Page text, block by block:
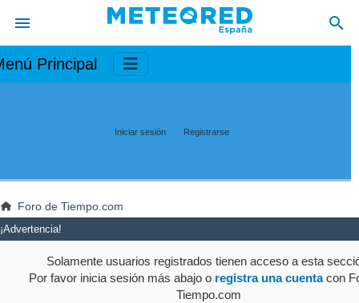
Principal
Iniciar sesión Registrarse
Foro de Tiempo.com
¡Advertencia!
Solamente usuarios registrados tienen acceso a esta
Por favor inicia sesión más abajo o registra una cuentacon
Tiempo.com